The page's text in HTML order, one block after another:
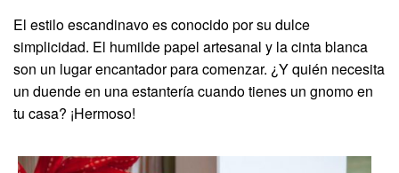
El estilo escandinavo es conocido por su dulce
simplicidad. El humilde papel artesanal y la cinta blanca
son un lugar encantador para comenzar. ¿Y quién necesita
un duende en una estantería cuando tienes un gnomo en
tu casa? ¡Hermoso!